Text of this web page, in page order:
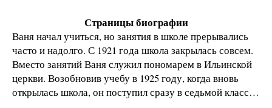
Страницы биографии
Ваня начал учиться, но занятия в школе прерывались
часто и надолго. С 1921 года школа закрылась совсем.
Вместо занятий Ваня служил пономарем в Ильинской
церкви. Возобновив учебу в 1925 году, когда вновь
открылась школа, он поступил сразу в седьмой класс…